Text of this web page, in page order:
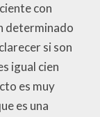
con
determinado
si son
igual cien
es muy
es una